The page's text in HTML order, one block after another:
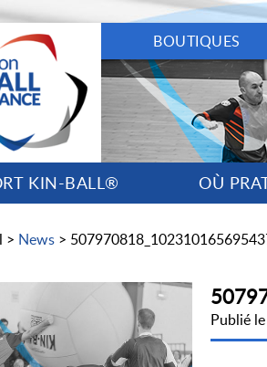
BOUTIQUES
KIN-BALL® OÙ
> News >
Publié le